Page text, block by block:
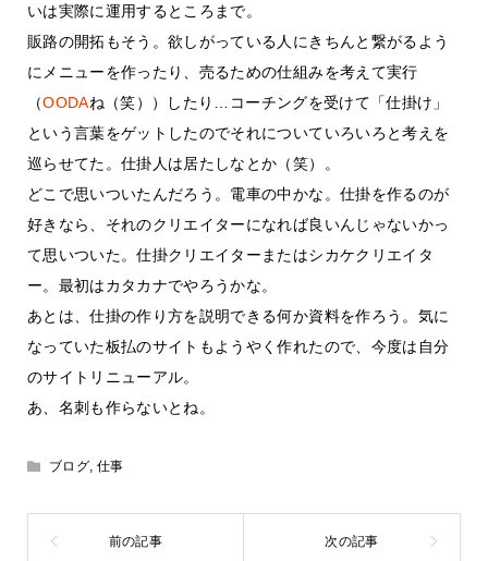
いは実際に運用するところまで。
販路の開拓もそう。欲しがっている人にきちんと繋がるよう
にメニューを作ったり、売るための仕組みを考えて実行
（OODAね（笑））したり…コーチングを受けて「仕掛け」
という言葉をゲットしたのでそれについていろいろと考えを
巡らせてた。仕掛人は居たしなとか（笑）。
どこで思いついたんだろう。電車の中かな。仕掛を作るのが
好きなら、それのクリエイターになれば良いんじゃないかっ
て思いついた。仕掛クリエイターまたはシカケクリエイタ
ー。最初はカタカナでやろうかな。
あとは、仕掛の作り方を説明できる何か資料を作ろう。気に
なっていた板払のサイトもようやく作れたので、今度は自分
のサイトリニューアル。
あ、名刺も作らないとね。
ブログ, 仕事